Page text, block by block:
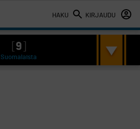
HAKU KIRJAUDU
9
Suomalaista